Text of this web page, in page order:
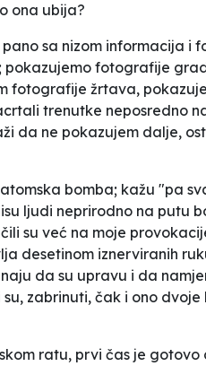
ona ubija?
sa nizom informacija i
pokazujemo fotografije
fotografije žrtava,
trenutke neposredno
da ne pokazujem dalje,
bomba; kažu "pa
ljudi neprirodno na putu
su već na moje
desetinom iznerviranih
da su upravu i da
su, zabrinuti, čak i ono
ratu, prvi čas je